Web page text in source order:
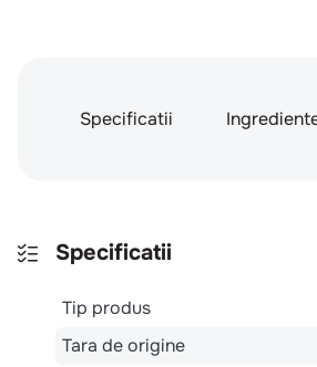
Specificatii
Specificatii
Tip produs
Tara de origine